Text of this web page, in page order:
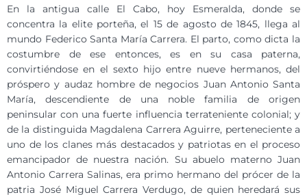
En la antigua calle El Cabo, hoy Esmeralda, donde se
concentra la elite porteña, el 15 de agosto de 1845, llega al
mundo Federico Santa María Carrera. El parto, como dicta la
costumbre de ese entonces, es en su casa paterna,
convirtiéndose en el sexto hijo entre nueve hermanos, del
próspero y audaz hombre de negocios Juan Antonio Santa
María, descendiente de una noble familia de origen
peninsular con una fuerte influencia terrateniente colonial; y
de la distinguida Magdalena Carrera Aguirre, perteneciente a
uno de los clanes más destacados y patriotas en el proceso
emancipador de nuestra nación. Su abuelo materno Juan
Antonio Carrera Salinas, era primo hermano del prócer de la
patria José Miguel Carrera Verdugo, de quien heredará sus